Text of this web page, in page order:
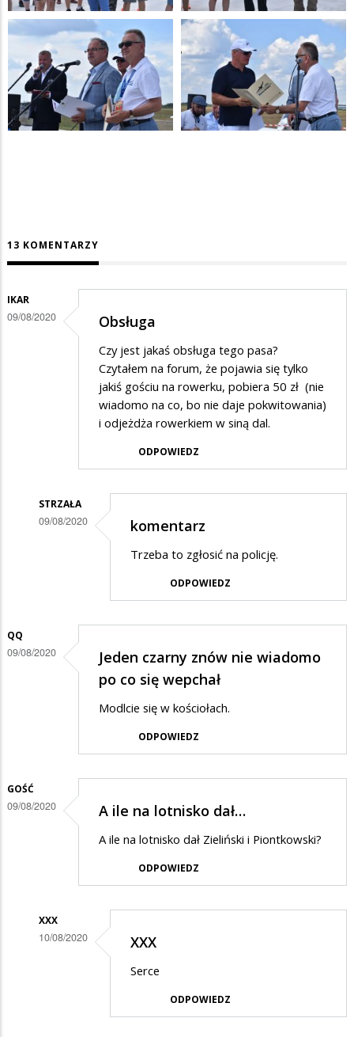
13 KOMENTARZY
IKAR
09/08/2020 Obsługa
Czy jest jakaś obsługa tego pasa?
Czytałem na forum, że pojawia się tylko
jakiś gościu na rowerku, pobiera 50 zł (nie
wiadomo na co, bo nie daje pokwitowania)
i odjeżdża rowerkiem w siną dal.
ODPOWIEDZ
STRZAŁA
09/08/2020
na
komentarz
Trzeba to zgłosić na policję.
ODPOWIEDZ
QQ
09/08/2020
Jeden czarny znów nie wiadomo
po co się wepchał
Modlcie się w kościołach.
ODPOWIEDZ
GOŚĆ
09/08/2020 A ile na lotnisko dał…
A ile na lotnisko dał Zieliński i Piontkowski?
ODPOWIEDZ
XXX
10/08/2020 XXX
Serce
ODPOWIEDZ